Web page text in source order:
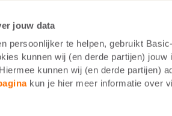
jouw data
persoonlijker te helpen, gebruikt
kunnen wij (en derde partijen)
kunnen wij (en derde partijen)
kun je hier meer informatie over